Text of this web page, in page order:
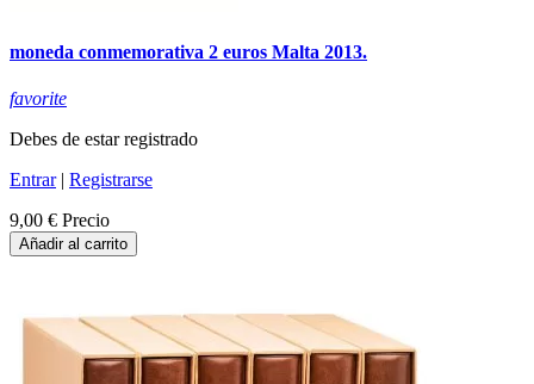
moneda conmemorativa 2 euros Malta 2013.
favorite
Debes de estar registrado
Entrar| Registrarse
9,00 € Precio
Añadir al carrito